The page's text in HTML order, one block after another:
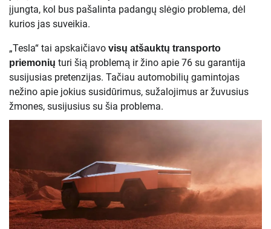
įjungta, kol bus pašalinta padangų slėgio problema, dėl
kurios jas suveikia.
„Tesla“ tai apskaičiavo visų atšauktų transporto
priemonių turi šią problemą ir žino apie 76 su garantija
susijusias pretenzijas. Tačiau automobilių gamintojas
nežino apie jokius susidūrimus, sužalojimus ar žuvusius
žmones, susijusius su šia problema.